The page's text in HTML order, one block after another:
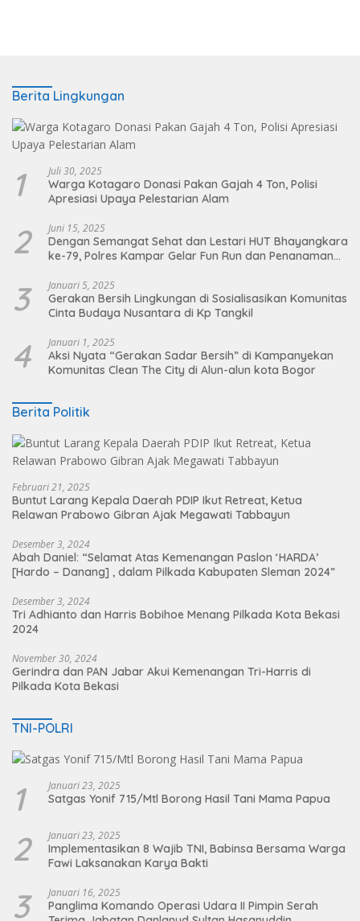
Berita Lingkungan
1 Juli 30, 2025
Warga Kotagaro Donasi Pakan Gajah 4 Ton, Polisi
Apresiasi Upaya Pelestarian Alam
2 Juni 15, 2025
Dengan Semangat Sehat dan Lestari HUT Bhayangkara
ke-79, Polres Kampar Gelar Fun Run dan Penanaman
3 Januari 5, 2025
Gerakan Bersih Lingkungan di Sosialisasikan Komunitas
Cinta Budaya Nusantara di Kp Tangkil
4 Januari 1, 2025
Aksi Nyata “Gerakan Sadar Bersih” di Kampanyekan
Komunitas Clean The City di Alun-alun kota Bogor
Berita Politik
Februari 21, 2025
Buntut Larang Kepala Daerah PDIP Ikut Retreat, Ketua
Relawan Prabowo Gibran Ajak Megawati Tabbayun
Desember 3, 2024
Abah Daniel: “Selamat Atas Kemenangan Paslon ‘HARDA’
[Hardo – Danang] , dalam Pilkada Kabupaten Sleman 2024”
Desember 3, 2024
Tri Adhianto dan Harris Bobihoe Menang Pilkada Kota Bekasi
2024
November 30, 2024
Gerindra dan PAN Jabar Akui Kemenangan Tri-Harris di
Pilkada Kota Bekasi
TNI-POLRI
1 Januari 23, 2025
Satgas Yonif 715/Mtl Borong Hasil Tani Mama Papua
2 Januari 23, 2025
Implementasikan 8 Wajib TNI, Babinsa Bersama Warga
Fawi Laksanakan Karya Bakti
3 Januari 16, 2025
Panglima Komando Operasi Udara II Pimpin Serah